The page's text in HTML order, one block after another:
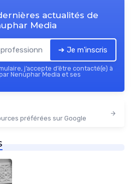
actualités de
Media
➔ Je m'inscris
j’accepte d’être contacté(e) à
Nenuphar Media et ses
préférées sur Google